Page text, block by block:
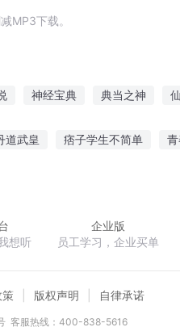
MP3下载。
神经宝典 典当之神
道武皇 痞子学生不简单
想听
企业版
员工学习，企业买单
策 版权声明 自律承诺
客服热线：400-838-5616